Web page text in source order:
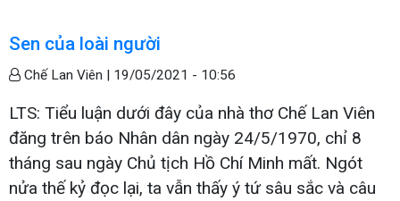
Sen của loài người
Chế Lan Viên | 19/05/2021 - 10:56
LTS: Tiểu luận dưới đây của nhà thơ Chế Lan Viên
đăng trên báo Nhân dân ngày 24/5/1970, chỉ 8
tháng sau ngày Chủ tịch Hồ Chí Minh mất. Ngót
nửa thế kỷ đọc lại, ta vẫn thấy ý tứ sâu sắc và câu